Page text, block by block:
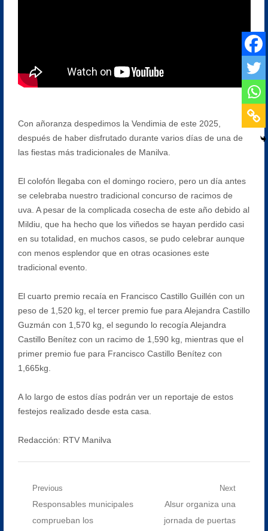
Con añoranza despedimos la Vendimia de este 2025,
después de haber disfrutado durante varios días de una de
las fiestas más tradicionales de Manilva.
El colofón llegaba con el domingo rociero, pero un día antes
se celebraba nuestro tradicional concurso de racimos de
uva. A pesar de la complicada cosecha de este año debido al
Mildiu, que ha hecho que los viñedos se hayan perdido casi
en su totalidad, en muchos casos, se pudo celebrar aunque
con menos esplendor que en otras ocasiones este
tradicional evento.
El cuarto premio recaía en Francisco Castillo Guillén con un
peso de 1,520 kg, el tercer premio fue para Alejandra Castillo
Guzmán con 1,570 kg, el segundo lo recogía Alejandra
Castillo Benítez con un racimo de 1,590 kg, mientras que el
primer premio fue para Francisco Castillo Benítez con
1,665kg.
A lo largo de estos días podrán ver un reportaje de estos
festejos realizado desde esta casa.
Redacción: RTV Manilva
Navegación
Previous
Previous
post:
Responsables municipales
comprueban los
Next
Next
post:
Alsur organiza una
jornada de puertas